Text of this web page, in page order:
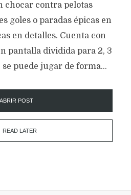
chocar contra pelotas
goles o paradas épicas en
en detalles. Cuenta con
pantalla dividida para 2, 3
puede jugar de forma...
ABRIR POST
READ LATER